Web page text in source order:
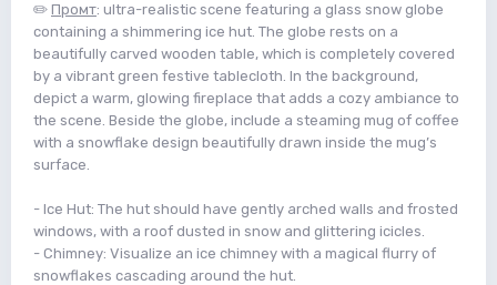
✏️ Промт: ultra-realistic scene featuring a glass snow globe
containing a shimmering ice hut. The globe rests on a
beautifully carved wooden table, which is completely covered
by a vibrant green festive tablecloth. In the background,
depict a warm, glowing fireplace that adds a cozy ambiance to
the scene. Beside the globe, include a steaming mug of coffee
with a snowflake design beautifully drawn inside the mug’s
surface.
- Ice Hut: The hut should have gently arched walls and frosted
windows, with a roof dusted in snow and glittering icicles.
- Chimney: Visualize an ice chimney with a magical flurry of
snowflakes cascading around the hut.